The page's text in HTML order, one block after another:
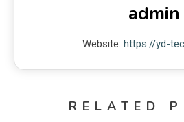
admin
Website: https://yd-
RELATED